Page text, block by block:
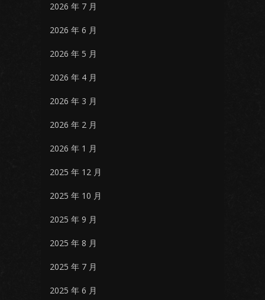
2026 年 7 月
2026 年 6 月
2026 年 5 月
2026 年 4 月
2026 年 3 月
2026 年 2 月
2026 年 1 月
2025 年 12 月
2025 年 10 月
2025 年 9 月
2025 年 8 月
2025 年 7 月
2025 年 6 月